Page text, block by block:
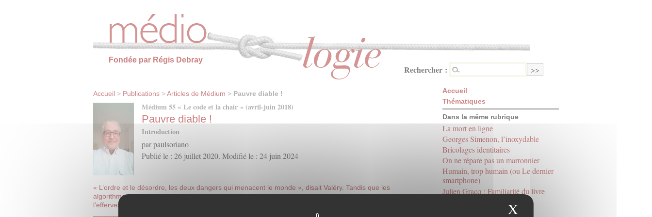
Fondée par Régis Debray
Rechercher :
Accueil > Publications >Articles de Médium > Pauvre diable !
Médium 55 « Le code et la chair » (avril-juin 2018)
Pauvre diable !
Introduction
par paulsoriano
Publié le : 26 juillet 2020. Modifié le : 24 juin 2024
« L’ordre et le désordre, les deux dangers qui menacent le monde », disait Valéry. Tandis que les
algorithmes, invisibles et silencieux, déploient leur froide rationalité numérique, ici-bas c’est
l’effervescence, libérée par l’effacement des institutions qui n’ont plus le temps de refroidir les passions.
Accueil
Thématiques
Dans la même rubrique
La mort en ligne
Georges Simenon, l’inoxydable
Bricolages identitaires
On ne répare pas un marronnier
Humain, trop humain (ou Le dernier
smartphone)
Julien Gracq : Familiarité du livre
X Masquer le bandeau